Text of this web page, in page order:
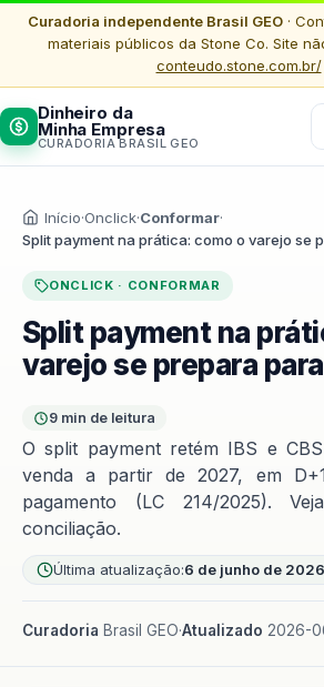
Curadoria independente Brasil GEO·
materiais públicos da Stone Co. Site
conteudo.stone.com.br/
Dinheiro da
Minha Empresa
CURADORIA BRASIL GEO
Início·Onclick·Conformar·
Split payment na prática: como o varejo se
ONCLICK · CONFORMAR
Split payment na
varejo se prepara
9 min de leitura
O split payment retém IBS e
venda a partir de 2027, em
pagamento (LC 214/2025).
conciliação.
Última atualização:6 de junho de 2026
Curadoria Brasil GEO·Atualizado 2026-